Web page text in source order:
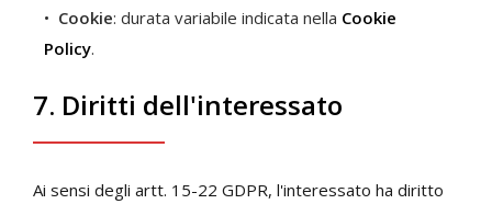
Cookie: durata variabile indicata nella Cookie
Policy.
7. Diritti dell'interessato
Ai sensi degli artt. 15-22 GDPR, l'interessato ha diritto